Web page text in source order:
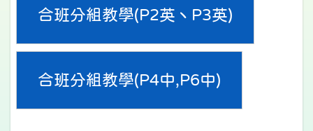
合班分組教學(P2英丶P3英)
合班分組教學(P4中,P6中)